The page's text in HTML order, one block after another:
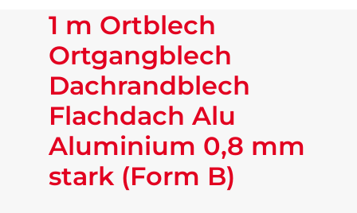
1 m Ortblech
Ortgangblech
Dachrandblech
Flachdach Alu
Aluminium 0,8 mm
stark (Form B)